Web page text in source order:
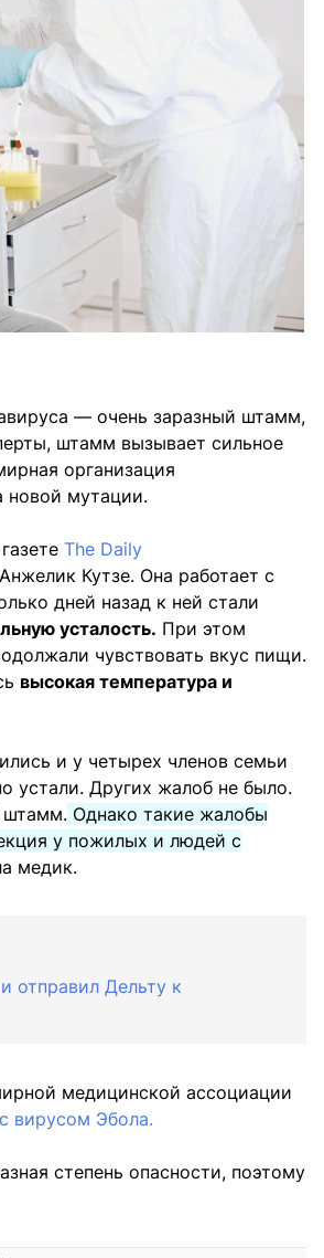
— очень заразный штамм,
штамм вызывает сильное
организация
новой мутации.
The Daily
Кутзе. Она работает с
дней назад к ней стали
усталость. При этом
чувствовать вкус пищи.
высокая температура и
и у четырех членов семьи
устали. Других жалоб не было.
штамм. Однако такие жалобы
у пожилых и людей с
медик.
отправил Дельту к
медицинской ассоциации
вирусом Эбола.
степень опасности, поэтому